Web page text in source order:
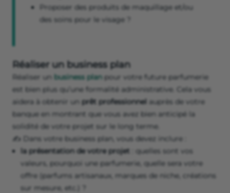
Proposer des produits de maquillage et/ou
des soins pour le visage ?
Réaliser un business plan
Réaliser un business planpour votre future parfumerie
est bien plus qu’une formalité administrative. Cela vous
aidera à obtenir un prêt professionnel auprès de votre
banque en montrant que vous avez bien anticipé la
solidité de votre projet sur le long terme.
✍️ Dans votre business plan, vous devez inclure :
la présentation de votre projet : quelles sont vos
valeurs, pourquoi une parfumerie, quelle sera votre
offre (parfums artisanaux, marques de niche, créations
sur mesure, etc.) ?